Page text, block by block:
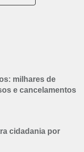
milhares de
e cancelamentos
cidadania por